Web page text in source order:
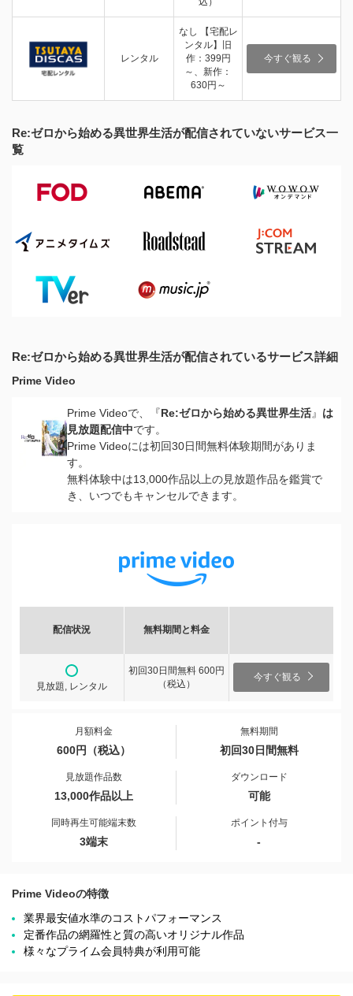
レンタル
なし 【宅配レ
ンタル】旧
作：399円
～、新作：
630円～
今すぐ観る
Re:ゼロから始める異世界生活が配信されていないサービス一
覧
Re:ゼロから始める異世界生活が配信されているサービス詳細
Prime Video
Prime Videoで、『Re:ゼロから始める異世界生活』 は
見放題配信中です。
Prime Videoには初回30日間無料体験期間がありま
す。
無料体験中は13,000作品以上の見放題作品を鑑賞で
き、いつでもキャンセルできます。
配信状況 無料期間と料金
見放題, レンタル
初回30日間無料 600円
（税込）
今すぐ観る
月額料金
600円（税込）
無料期間
初回30日間無料
見放題作品数
13,000作品以上
ダウンロード
可能
同時再生可能端末数
3端末
ポイント付与
-
Prime Videoの特徴
業界最安値水準のコストパフォーマンス
定番作品の網羅性と質の高いオリジナル作品
様々なプライム会員特典が利用可能